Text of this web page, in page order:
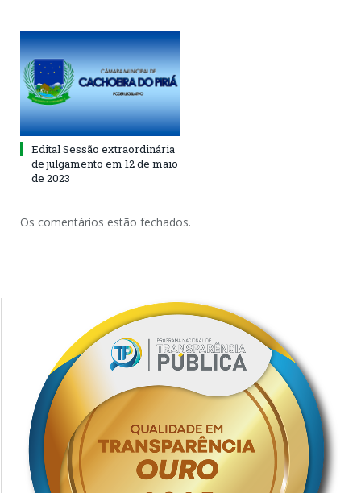
Edital Sessão extraordinária
de julgamento em 12 de maio
de 2023
Os comentários estão fechados.